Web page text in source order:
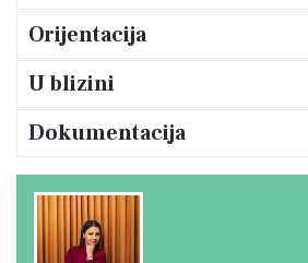
Orijentacija
U blizini
Dokumentacija